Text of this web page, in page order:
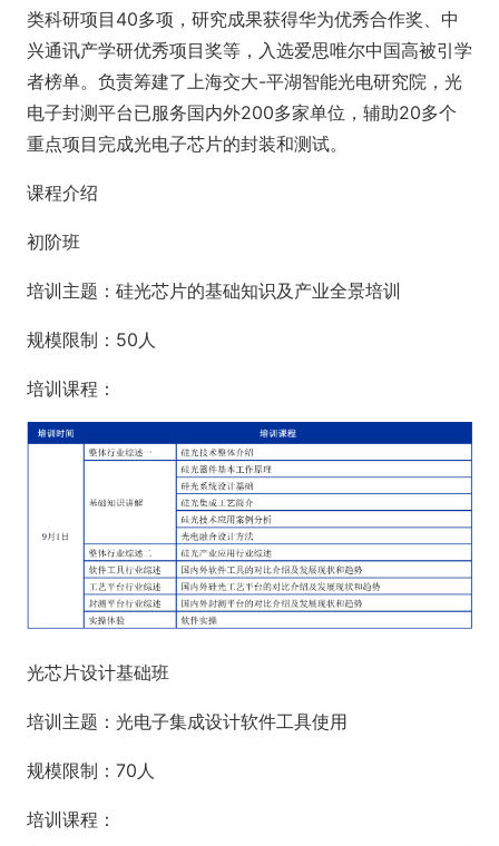
类科研项目40多项，研究成果获得华为优秀合作奖、中
兴通讯产学研优秀项目奖等，入选爱思唯尔中国高被引学
者榜单。负责筹建了上海交大-平湖智能光电研究院，光
电子封测平台已服务国内外200多家单位，辅助20多个
重点项目完成光电子芯片的封装和测试。
课程介绍
初阶班
培训主题：硅光芯片的基础知识及产业全景培训
规模限制：50人
培训课程：
光芯片设计基础班
培训主题：光电子集成设计软件工具使用
规模限制：70人
培训课程：